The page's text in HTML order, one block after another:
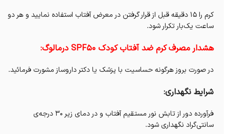
کرم را ۱۵ دقیقه قبل از قرار گرفتن در معرض آفتاب استفاده نمایید و هر دو
ساعت یک‌بار تکرار شود.
هشدار مصرف کرم ضد آفتاب کودک SPF50 درمالوگ:
در صورت بروز هرگونه حساسیت با پزشک یا دکتر داروساز مشورت فرمائید.
شرایط نگهداری:
فرآورده دور از تابش نور مستقیم آفتاب و در دمای زیر ۳۰ درجه‌ی
سانتی‌گراد نگهداری شود.